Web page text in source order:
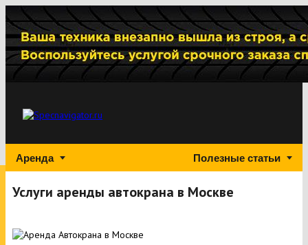
Аренда Полезные статьи
Услуги аренды автокрана в Москве